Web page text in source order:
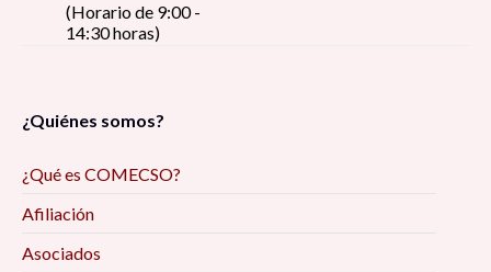
(Horario de 9:00 -
14:30 horas)
¿Quiénes somos?
¿Qué es COMECSO?
Afiliación
Asociados